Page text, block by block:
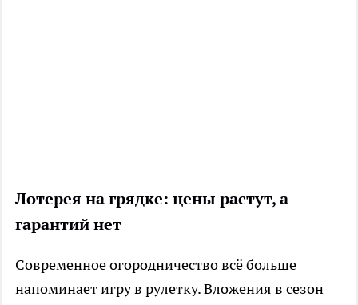
Лотерея на грядке: цены растут, а
гарантий нет
Современное огородничество всё больше
напоминает игру в рулетку. Вложения в сезон